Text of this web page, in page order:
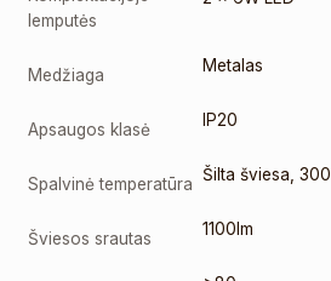
lemputės
Medžiaga Metalas
Apsaugos klasė IP20
Spalvinė temperatūra Šilta šviesa ,
Šviesos srautas 1100lm